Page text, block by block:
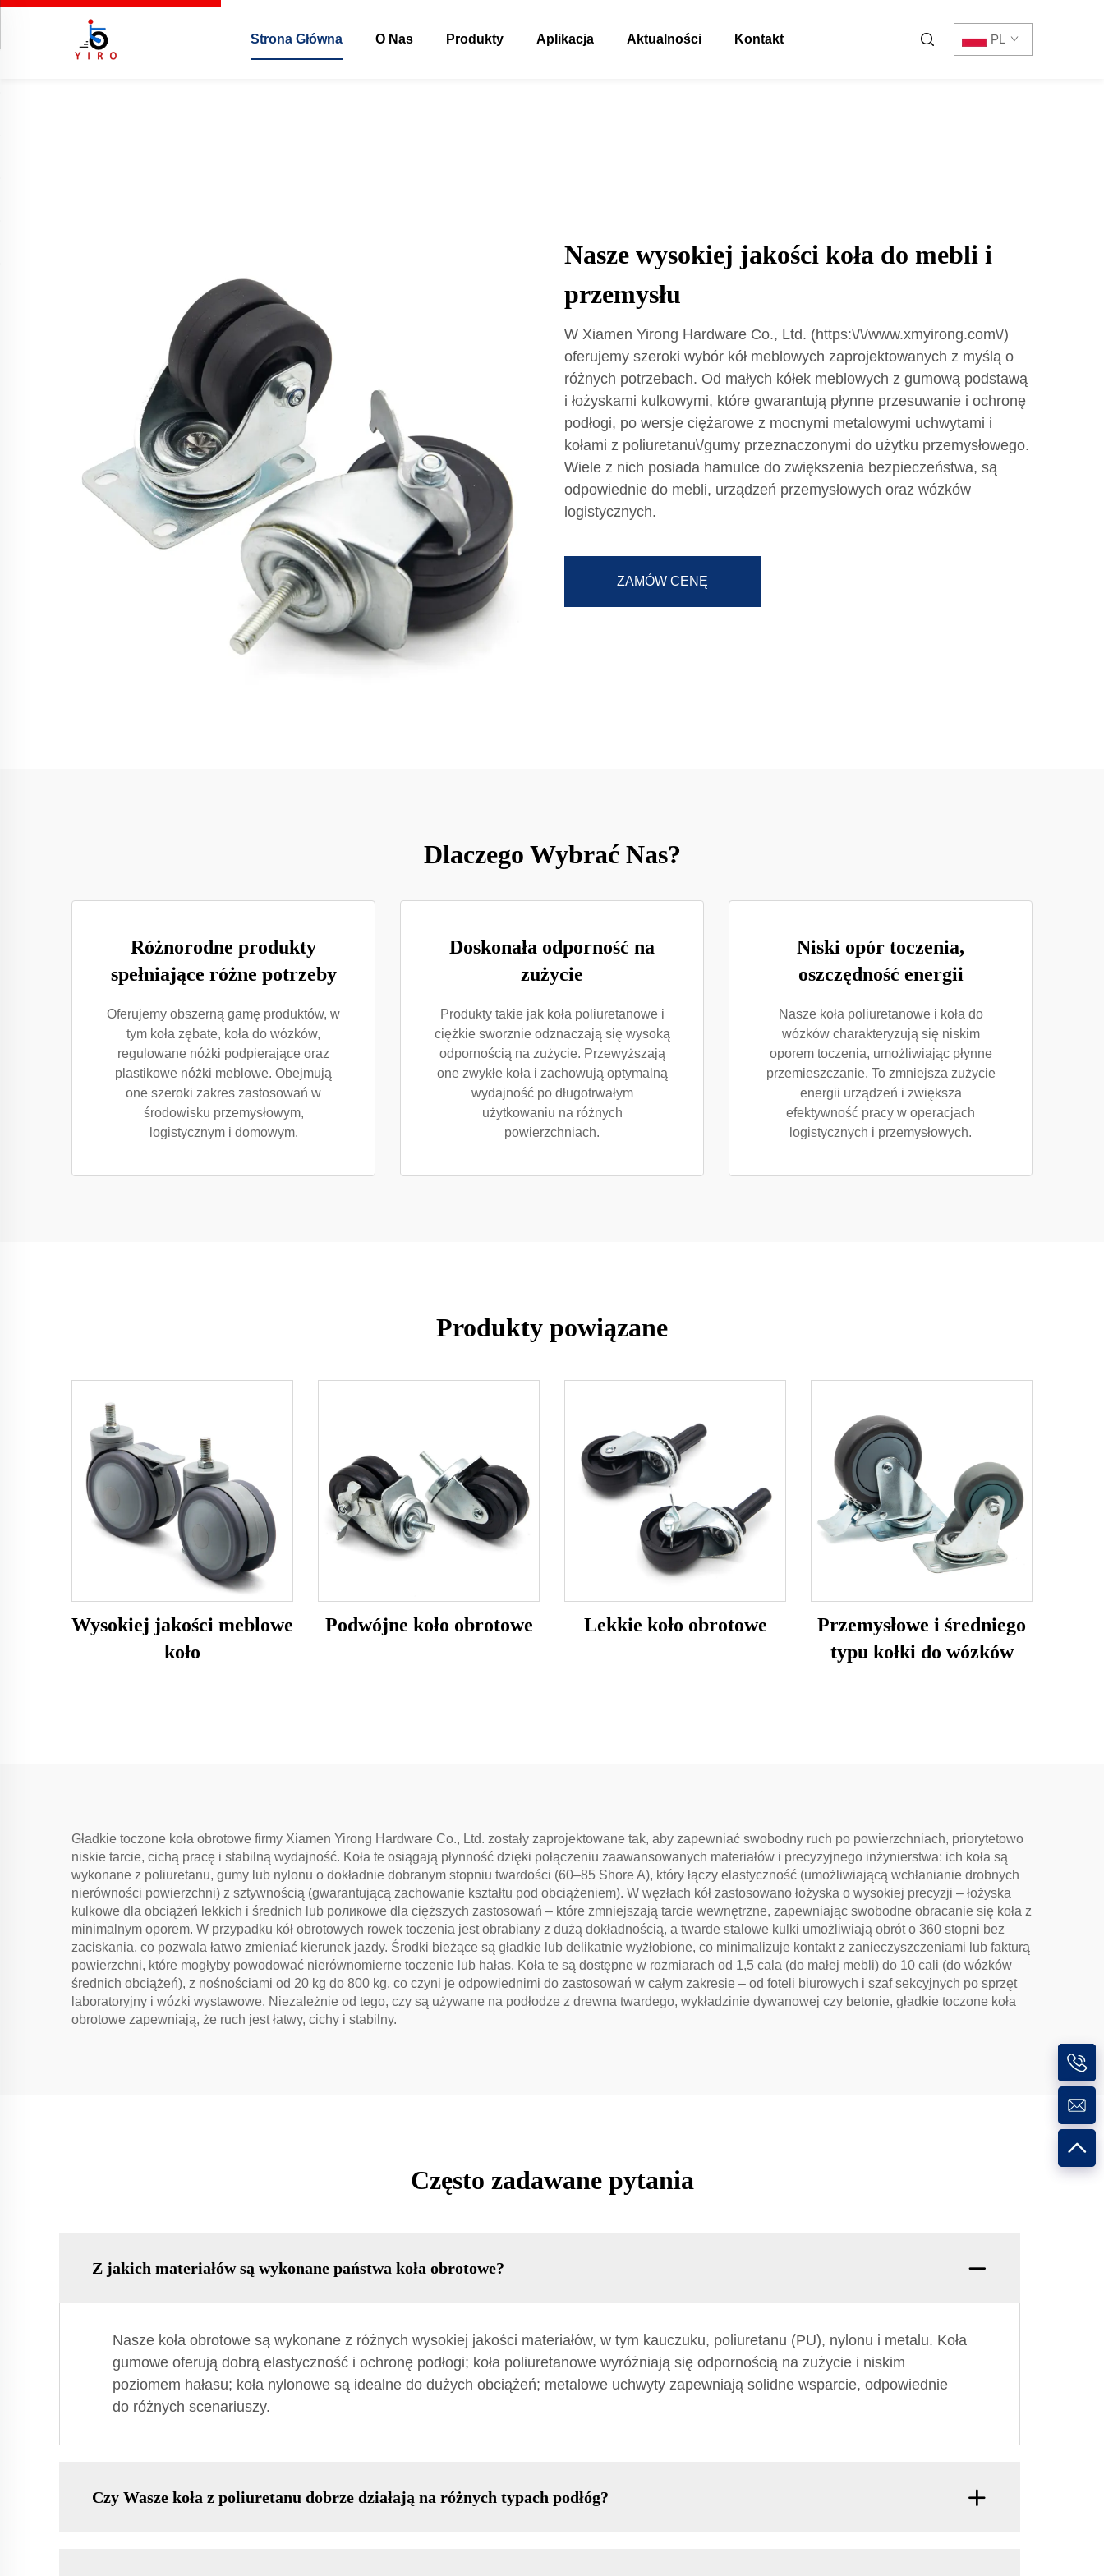
Strona Główna O Nas Produkty Aplikacja Aktualności Kontakt PL
Nasze wysokiej jakości koła do mebli i
przemysłu
W Xiamen Yirong Hardware Co., Ltd. (https:\/\/www.xmyirong.com\/)
oferujemy szeroki wybór kół meblowych zaprojektowanych z myślą o
różnych potrzebach. Od małych kółek meblowych z gumową podstawą
i łożyskami kulkowymi, które gwarantują płynne przesuwanie i ochronę
podłogi, po wersje ciężarowe z mocnymi metalowymi uchwytami i
kołami z poliuretanu\/gumy przeznaczonymi do użytku przemysłowego.
Wiele z nich posiada hamulce do zwiększenia bezpieczeństwa, są
odpowiednie do mebli, urządzeń przemysłowych oraz wózków
logistycznych.
ZAMÓW CENĘ
Dlaczego Wybrać Nas?
Różnorodne produkty
spełniające różne potrzeby
Oferujemy obszerną gamę produktów, w
tym koła zębate, koła do wózków,
regulowane nóżki podpierające oraz
plastikowe nóżki meblowe. Obejmują
one szeroki zakres zastosowań w
środowisku przemysłowym,
logistycznym i domowym.
Doskonała odporność na
zużycie
Produkty takie jak koła poliuretanowe i
ciężkie sworznie odznaczają się wysoką
odpornością na zużycie. Przewyższają
one zwykłe koła i zachowują optymalną
wydajność po długotrwałym
użytkowaniu na różnych
powierzchniach.
Niski opór toczenia,
oszczędność energii
Nasze koła poliuretanowe i koła do
wózków charakteryzują się niskim
oporem toczenia, umożliwiając płynne
przemieszczanie. To zmniejsza zużycie
energii urządzeń i zwiększa
efektywność pracy w operacjach
logistycznych i przemysłowych.
Produkty powiązane
Wysokiej jakości meblowe
koło
Podwójne koło obrotowe Lekkie koło obrotowe
Przemysłowe i średniego
typu kołki do wózków
Gładkie toczone koła obrotowe firmy Xiamen Yirong Hardware Co., Ltd. zostały zaprojektowane tak, aby zapewniać swobodny ruch po powierzchniach, priorytetowo
niskie tarcie, cichą pracę i stabilną wydajność. Koła te osiągają płynność dzięki połączeniu zaawansowanych materiałów i precyzyjnego inżynierstwa: ich koła są
wykonane z poliuretanu, gumy lub nylonu o dokładnie dobranym stopniu twardości (60–85 Shore A), który łączy elastyczność (umożliwiającą wchłanianie drobnych
nierówności powierzchni) z sztywnością (gwarantującą zachowanie kształtu pod obciążeniem). W węzłach kół zastosowano łożyska o wysokiej precyzji – łożyska
kulkowe dla obciążeń lekkich i średnich lub роликowe dla cięższych zastosowań – które zmniejszają tarcie wewnętrzne, zapewniając swobodne obracanie się koła z
minimalnym oporem. W przypadku kół obrotowych rowek toczenia jest obrabiany z dużą dokładnością, a twarde stalowe kulki umożliwiają obrót o 360 stopni bez
zaciskania, co pozwala łatwo zmieniać kierunek jazdy. Środki bieżące są gładkie lub delikatnie wyżłobione, co minimalizuje kontakt z zanieczyszczeniami lub fakturą
powierzchni, które mogłyby powodować nierównomierne toczenie lub hałas. Koła te są dostępne w rozmiarach od 1,5 cala (do małej mebli) do 10 cali (do wózków
średnich obciążeń), z nośnościami od 20 kg do 800 kg, co czyni je odpowiednimi do zastosowań w całym zakresie – od foteli biurowych i szaf sekcyjnych po sprzęt
laboratoryjny i wózki wystawowe. Niezależnie od tego, czy są używane na podłodze z drewna twardego, wykładzinie dywanowej czy betonie, gładkie toczone koła
obrotowe zapewniają, że ruch jest łatwy, cichy i stabilny.
Często zadawane pytania
Z jakich materiałów są wykonane państwa koła obrotowe?
Nasze koła obrotowe są wykonane z różnych wysokiej jakości materiałów, w tym kauczuku, poliuretanu (PU), nylonu i metalu. Koła
gumowe oferują dobrą elastyczność i ochronę podłogi; koła poliuretanowe wyróżniają się odpornością na zużycie i niskim
poziomem hałasu; koła nylonowe są idealne do dużych obciążeń; metalowe uchwyty zapewniają solidne wsparcie, odpowiednie
do różnych scenariuszy.
Czy Wasze koła z poliuretanu dobrze działają na różnych typach podłóg?